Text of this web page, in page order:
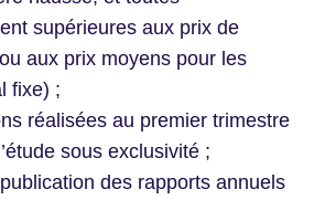
supérieures aux prix de
aux prix moyens pour les
fixe) ;
réalisées au premier trimestre
sous exclusivité ;
des rapports annuels